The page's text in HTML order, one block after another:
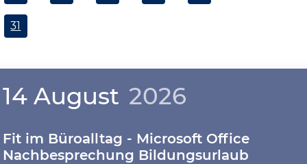
31
14 August 2026
Fit im Büroalltag - Microsoft Office
Nachbesprechung Bildungsurlaub